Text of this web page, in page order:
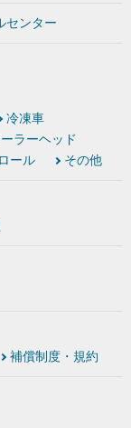
センター
冷凍車
ーラーヘッド
ール その他
補償制度・規約